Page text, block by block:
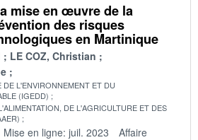
mise en œuvre de la
des risques
en Martinique
LE COZ, Christian
L'ENVIRONNEMENT ET DU
(IGEDD)
DE L'AGRICULTURE ET DES
Mise en ligne: juil. 2023
Affaire